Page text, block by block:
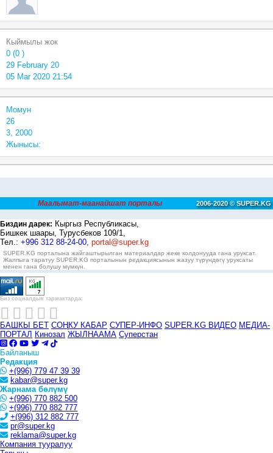
Кыймылы жок
0 (0 )
29 February 20
05 Mar 2020 21:54
Момун
26
3, 2000
Жынысы:
Маалымат-маанайшат порталы 2006-2020 © SUPER.KG
Биздин дарек: Кыргыз Республикасы,
Бишкек шаары, Турусбеков 109/1,
Тел.: +996 312 88-24-00, portal@super.kg
SUPER.KG порталына жайгаштырылган материалдар жеке колдонууда гана уруксат.
Жалпыга таратуу SUPER.KG порталынын редакциясынын жазуу түрүндөгү уруксаты
менен гана болушу мүмкүн.
Биз социалдык тармактарда:
БАШКЫ БЕТ СОҢКУ КАБАР СУПЕР-ИНФО SUPER.KG ВИДЕО МЕДИА-
ПОРТАЛ Кинозал ЖЫЛНААМА Суперстан
Байланыш
Редакция
+(996) 779 47 39 39
kabar@super.kg
Жарнама бөлүмү
+(996) 770 882 500
+(996) 770 882 777
+(996) 312 882 777
pr@super.kg
reklama@super.kg
Компания тууралуу